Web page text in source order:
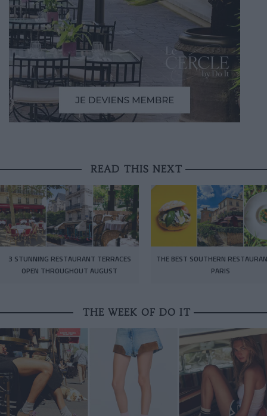
READ THIS NEXT
3 STUNNING RESTAURANT TERRACES
OPEN THROUGHOUT AUGUST
THE BEST SOUTHERN
PARIS
THE WEEK OF DO IT